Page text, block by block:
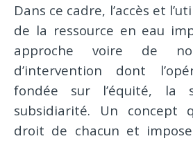
Dans ce cadre, l’accès et
de la ressource en eau
approche voire de
d’intervention dont
fondée sur l’équité, la
subsidiarité. Un concept
droit de chacun et